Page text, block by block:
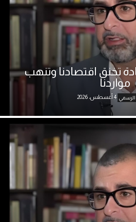
تخنق اقتصادنا وتنهب
مواردنا
الرسمي 4 أغسطس، 2026